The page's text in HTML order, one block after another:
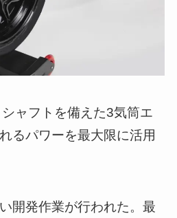
ャフトを備えた3気筒エ
るパワーを最大限に活用
開発作業が行われた。最